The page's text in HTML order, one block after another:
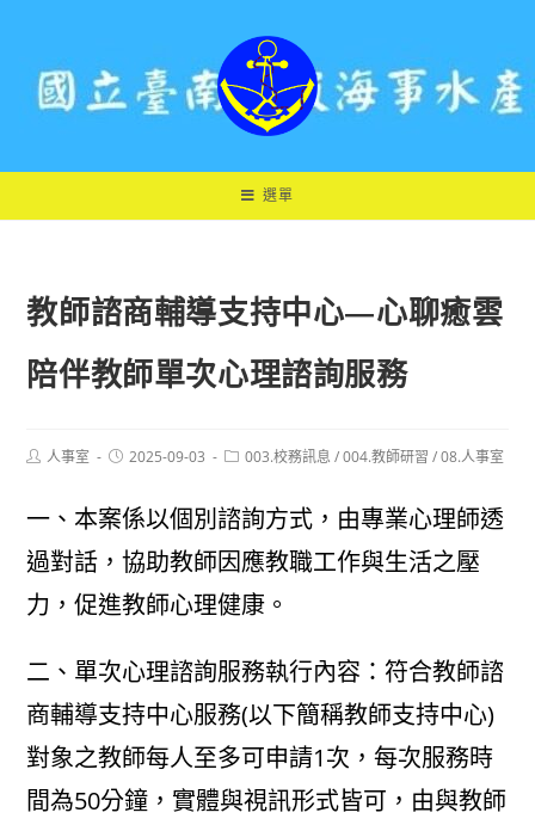
選單
教師諮商輔導支持中心—心聊癒雲
陪伴教師單次心理諮詢服務
Post人事室
Post2025-09-03
Post003.校務訊息 / 004.教師研習 / 08.人事室
一、本案係以個別諮詢方式，由專業心理師透
過對話，協助教師因應教職工作與生活之壓
力，促進教師心理健康。
二、單次心理諮詢服務執行內容：符合教師諮
商輔導支持中心服務(以下簡稱教師支持中心)
對象之教師每人至多可申請1次，每次服務時
間為50分鐘，實體與視訊形式皆可，由與教師